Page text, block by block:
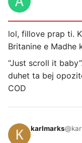
lol, fillove prap ti.
Britanine e Madhe
“Just scroll it
duhet ta bej
COD
karlmarks